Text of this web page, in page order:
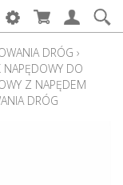
DRÓG ›
NAPĘDOWY DO
Z NAPĘDEM
DRÓG